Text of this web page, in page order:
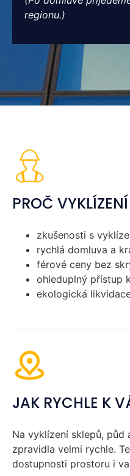
regionu.)
PROČ
zkušenosti s
rychlá domluva a
férové ceny bez
ohleduplný přístup
ekologická
JAK RYCHLE K
Na vyklízení sklepů, půd
zpravidla velmi rychle.
dostupnosti prostoru i